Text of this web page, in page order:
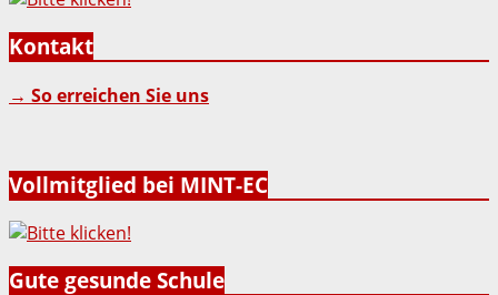
Kontakt
→ So erreichen Sie uns
Vollmitglied bei MINT-EC
Gute gesunde Schule